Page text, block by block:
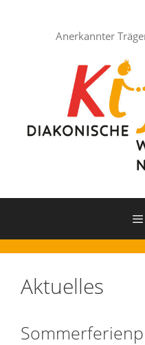
Anerkannter
Aktuelles